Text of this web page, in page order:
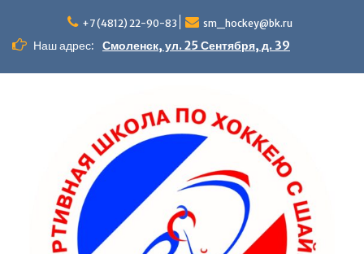
+7 (4812) 22-90-83 sm_hockey@bk.ru
Наш адрес: Смоленск, ул. 25 Сентября, д. 39